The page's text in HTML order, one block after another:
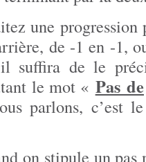
une
de -1 en -1,
suffira de le
le mot « Pas de
parlons, c’est
on stipule un pas